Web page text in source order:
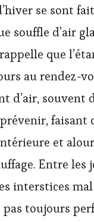
se sont
souffle d’air
que
au rendez-
d’air, souvent
faisant
et
Entre les
interstices
toujours